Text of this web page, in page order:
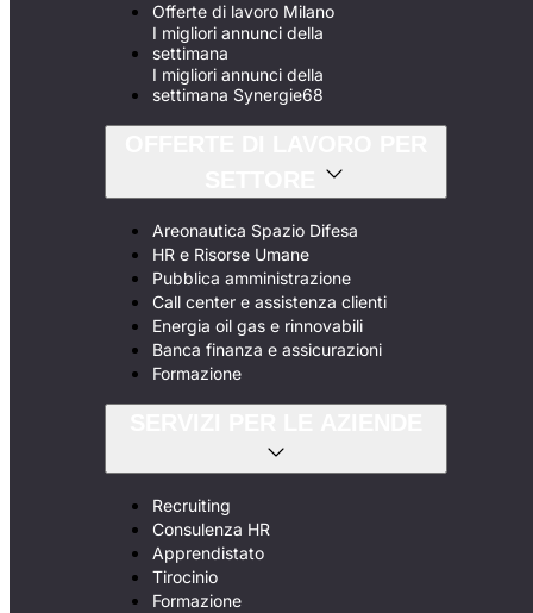
Offerte di lavoro Milano
I migliori annunci della
settimana
I migliori annunci della
settimana Synergie68
Areonautica Spazio Difesa
HR e Risorse Umane
Pubblica amministrazione
Call center e assistenza clienti
Energia oil gas e rinnovabili
Banca finanza e assicurazioni
Formazione
Recruiting
Consulenza HR
Apprendistato
Tirocinio
Formazione